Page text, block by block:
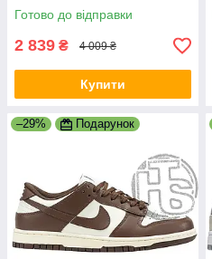
Готово до відправки
2 839 ₴ 4 009 ₴
Купити
–29% Подарунок